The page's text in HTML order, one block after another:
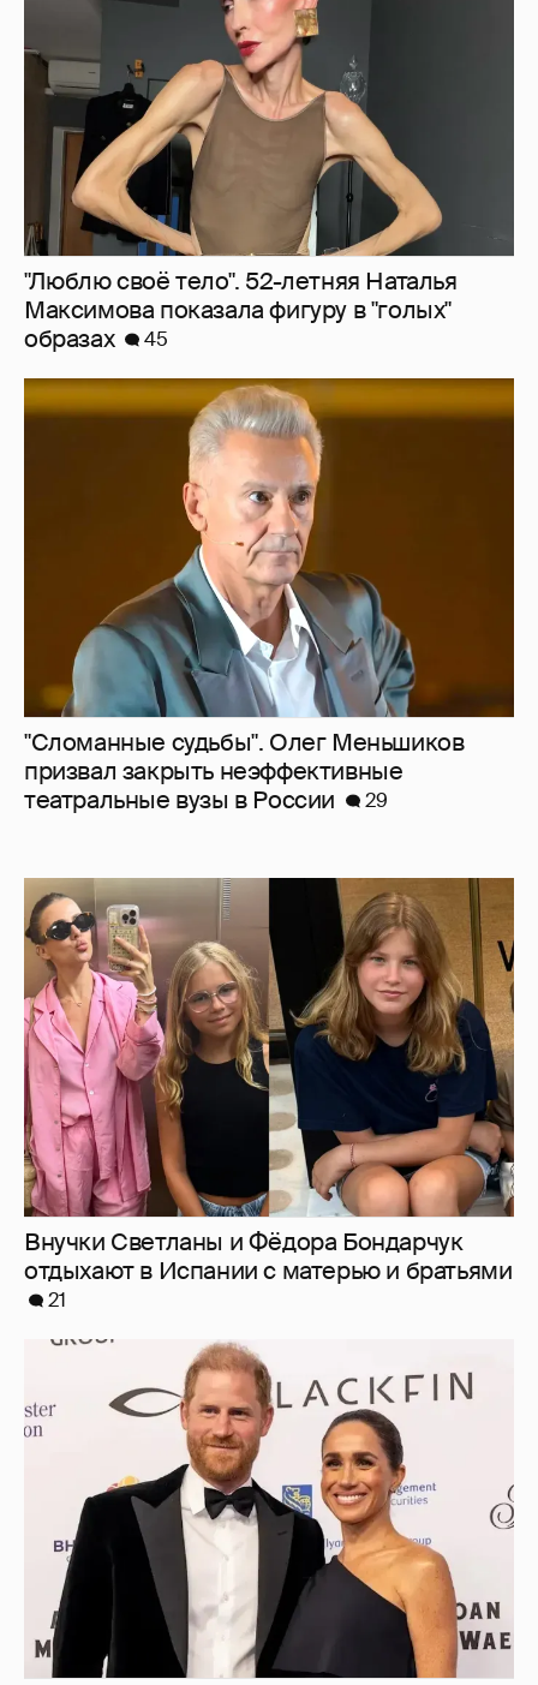
"Люблю своё тело". 52-летняя Наталья
Максимова показала фигуру в "голых"
образах
45
"Сломанные судьбы". Олег Меньшиков
призвал закрыть неэффективные
театральные вузы в России
29
Внучки Светланы и Фёдора Бондарчук
отдыхают в Испании с матерью и братьями
21